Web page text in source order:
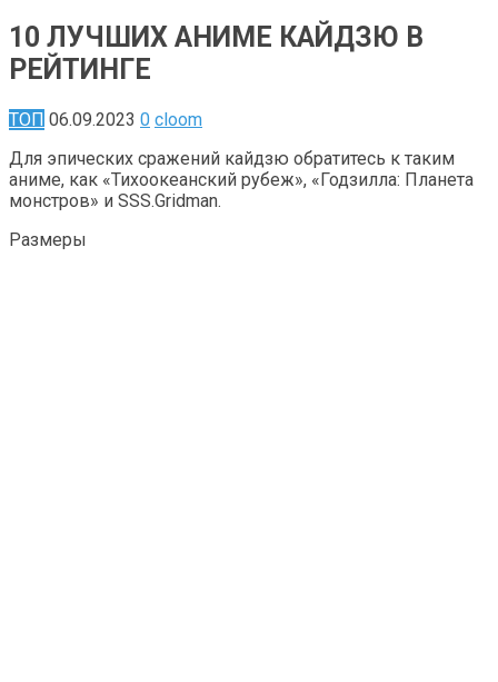
10 ЛУЧШИХ АНИМЕ КАЙДЗЮ В
РЕЙТИНГЕ
ТОП 06.09.2023 0 cloom
Для эпических сражений кайдзю обратитесь к таким
аниме, как «Тихоокеанский рубеж», «Годзилла: Планета
монстров» и SSS.Gridman.
Размеры